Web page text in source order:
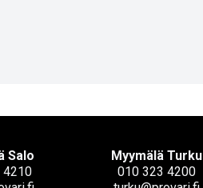
Salo
4210
Myymälä Turku
010 323 4200